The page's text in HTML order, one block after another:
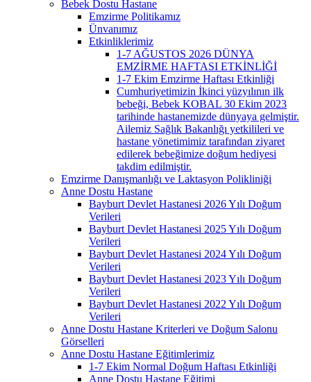
Bebek Dostu Hastane
Emzirme Politikamız
Ünvanımız
Etkinliklerimiz
1-7 AĞUSTOS 2026 DÜNYA
EMZİRME HAFTASI ETKİNLİĞİ
1-7 Ekim Emzirme Haftası Etkinliği
Cumhuriyetimizin İkinci yüzyılının ilk
bebeği, Bebek KOBAL 30 Ekim 2023
tarihinde hastanemizde dünyaya gelmiştir.
Ailemiz Sağlık Bakanlığı yetkilileri ve
hastane yönetimimiz tarafından ziyaret
edilerek bebeğimize doğum hediyesi
takdim edilmiştir.
Emzirme Danışmanlığı ve Laktasyon Polikliniği
Anne Dostu Hastane
Bayburt Devlet Hastanesi 2026 Yılı Doğum
Verileri
Bayburt Devlet Hastanesi 2025 Yılı Doğum
Verileri
Bayburt Devlet Hastanesi 2024 Yılı Doğum
Verileri
Bayburt Devlet Hastanesi 2023 Yılı Doğum
Verileri
Bayburt Devlet Hastanesi 2022 Yılı Doğum
Verileri
Anne Dostu Hastane Kriterleri ve Doğum Salonu
Görselleri
Anne Dostu Hastane Eğitimlerimiz
1-7 Ekim Normal Doğum Haftası Etkinliği
Anne Dostu Hastane Eğitimi